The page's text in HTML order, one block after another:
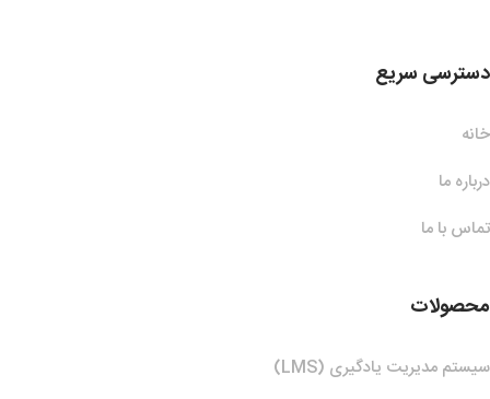
دسترسی سریع
خانه
درباره ما
تماس با ما
محصولات
سیستم مدیریت یادگیری (LMS)